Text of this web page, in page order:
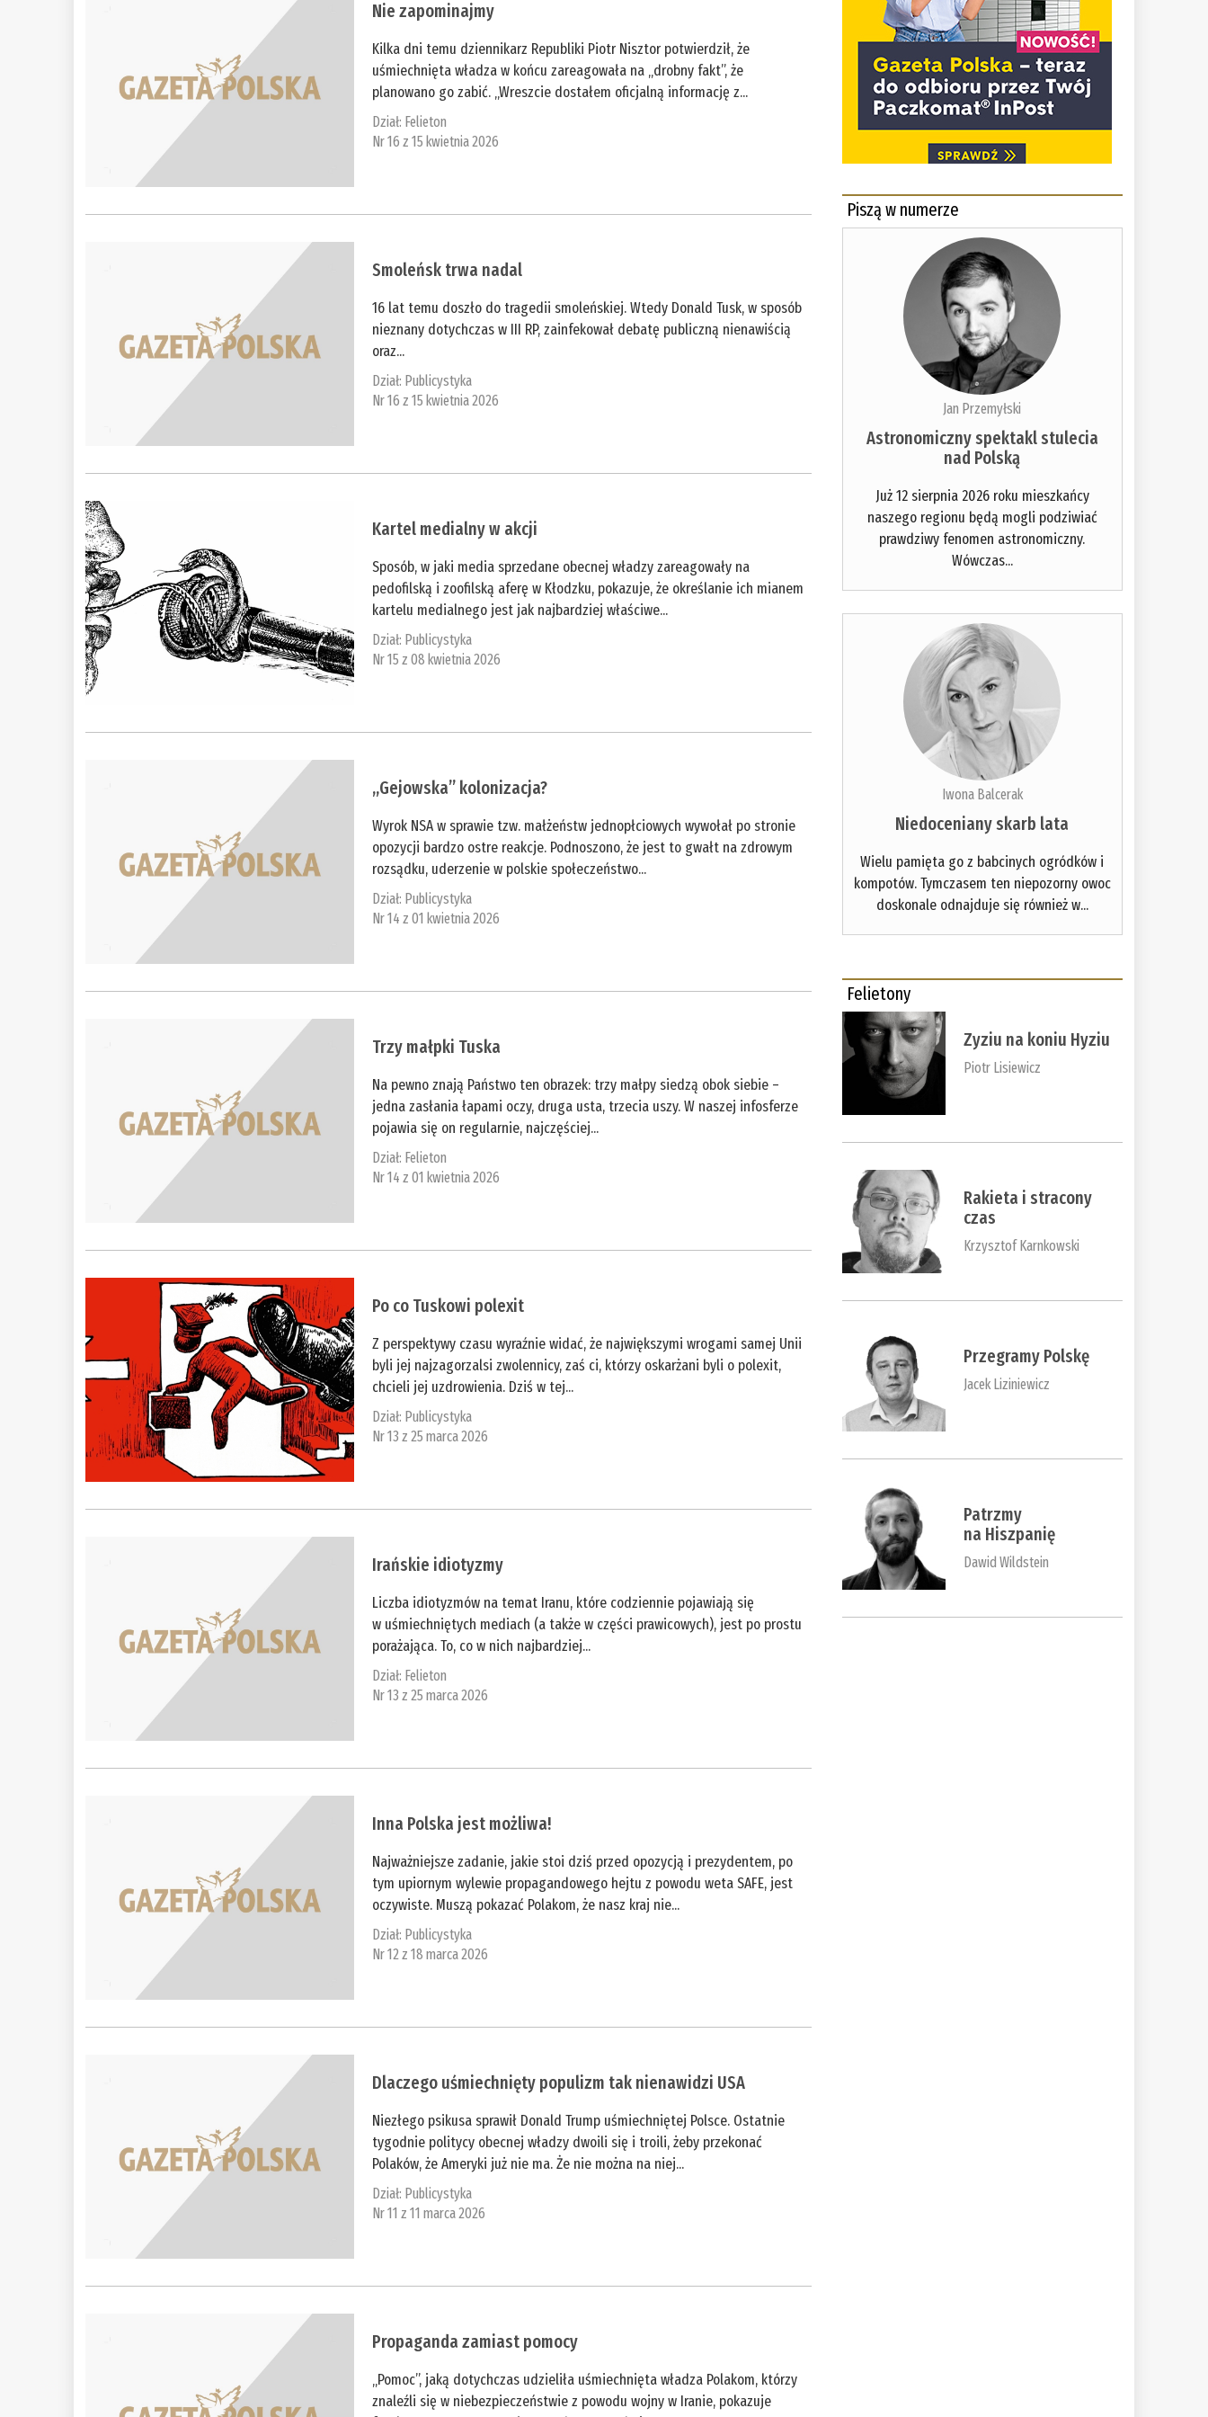
Nie zapominajmy
Kilka dni temu dziennikarz Republiki Piotr Nisztor potwierdził, że
uśmiechnięta władza w końcu zareagowała na „drobny fakt”, że
planowano go zabić. „Wreszcie dostałem oficjalną informację z...
Dział: Felieton
Nr 16 z 15 kwietnia 2026
Smoleńsk trwa nadal
16 lat temu doszło do tragedii smoleńskiej. Wtedy Donald Tusk, w sposób
nieznany dotychczas w III RP, zainfekował debatę publiczną nienawiścią
oraz...
Dział: Publicystyka
Nr 16 z 15 kwietnia 2026
Kartel medialny w akcji
Sposób, w jaki media sprzedane obecnej władzy zareagowały na
pedofilską i zoofilską aferę w Kłodzku, pokazuje, że określanie ich mianem
kartelu medialnego jest jak najbardziej właściwe...
Dział: Publicystyka
Nr 15 z 08 kwietnia 2026
„Gejowska” kolonizacja?
Wyrok NSA w sprawie tzw. małżeństw jednopłciowych wywołał po stronie
opozycji bardzo ostre reakcje. Podnoszono, że jest to gwałt na zdrowym
rozsądku, uderzenie w polskie społeczeństwo...
Dział: Publicystyka
Nr 14 z 01 kwietnia 2026
Trzy małpki Tuska
Na pewno znają Państwo ten obrazek: trzy małpy siedzą obok siebie –
jedna zasłania łapami oczy, druga usta, trzecia uszy. W naszej infosferze
pojawia się on regularnie, najczęściej...
Dział: Felieton
Nr 14 z 01 kwietnia 2026
Po co Tuskowi polexit
Z perspektywy czasu wyraźnie widać, że największymi wrogami samej Unii
byli jej najzagorzalsi zwolennicy, zaś ci, którzy oskarżani byli o polexit,
chcieli jej uzdrowienia. Dziś w tej...
Dział: Publicystyka
Nr 13 z 25 marca 2026
Irańskie idiotyzmy
Liczba idiotyzmów na temat Iranu, które codziennie pojawiają się
w uśmiechniętych mediach (a także w części prawicowych), jest po prostu
porażająca. To, co w nich najbardziej...
Dział: Felieton
Nr 13 z 25 marca 2026
Inna Polska jest możliwa!
Najważniejsze zadanie, jakie stoi dziś przed opozycją i prezydentem, po
tym upiornym wylewie propagandowego hejtu z powodu weta SAFE, jest
oczywiste. Muszą pokazać Polakom, że nasz kraj nie...
Dział: Publicystyka
Nr 12 z 18 marca 2026
Dlaczego uśmiechnięty populizm tak nienawidzi USA
Niezłego psikusa sprawił Donald Trump uśmiechniętej Polsce. Ostatnie
tygodnie politycy obecnej władzy dwoili się i troili, żeby przekonać
Polaków, że Ameryki już nie ma. Że nie można na niej...
Dział: Publicystyka
Nr 11 z 11 marca 2026
Propaganda zamiast pomocy
„Pomoc”, jaką dotychczas udzieliła uśmiechnięta władza Polakom, którzy
znaleźli się w niebezpieczeństwie z powodu wojny w Iranie, pokazuje
Piszą w numerze
Jan Przemyłski
Astronomiczny spektakl stulecia
nad Polską
Już 12 sierpnia 2026 roku mieszkańcy
naszego regionu będą mogli podziwiać
prawdziwy fenomen astronomiczny.
Wówczas...
Iwona Balcerak
Niedoceniany skarb lata
Wielu pamięta go z babcinych ogródków i
kompotów. Tymczasem ten niepozorny owoc
doskonale odnajduje się również w...
Felietony
Zyziu na koniu Hyziu
Piotr Lisiewicz
Rakieta i stracony
czas
Krzysztof Karnkowski
Przegramy Polskę
Jacek Liziniewicz
Patrzmy
na Hiszpanię
Dawid Wildstein